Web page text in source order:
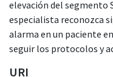
elevación del segmento
especialista reconozca
alarma en un paciente
seguir los protocolos y
URI